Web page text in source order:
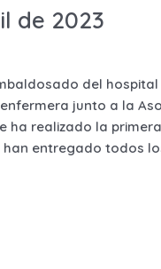
de 2023
del
junto a la
ha realizado la
han entregado todos